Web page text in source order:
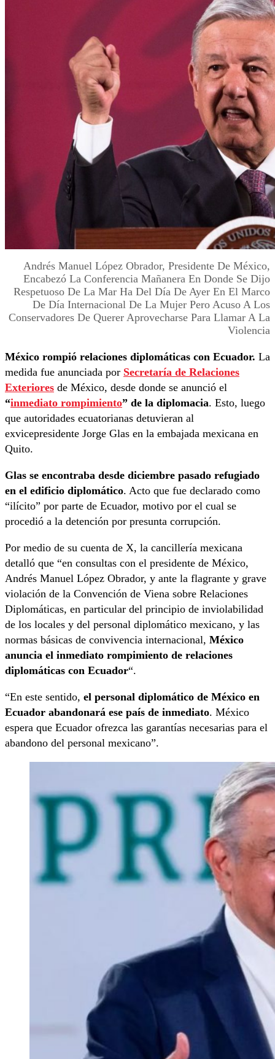
Andrés Manuel López Obrador, Presidente De México,
Encabezó La Conferencia Mañanera En Donde Se Dijo
Respetuoso De La Mar Ha Del Día De Ayer En El Marco
De Día Internacional De La Mujer Pero Acuso A Los
Conservadores De Querer Aprovecharse Para Llamar A La
Violencia
México rompió relaciones diplomáticas con Ecuador. La
medida fue anunciada por Secretaría de Relaciones
Exteriores de México, desde donde se anunció el
“inmediato rompimiento” de la diplomacia. Esto, luego
que autoridades ecuatorianas detuvieran al
exvicepresidente Jorge Glas en la embajada mexicana en
Quito.
Glas se encontraba desde diciembre pasado refugiado
en el edificio diplomático. Acto que fue declarado como
“ilícito” por parte de Ecuador, motivo por el cual se
procedió a la detención por presunta corrupción.
Por medio de su cuenta de X, la cancillería mexicana
detalló que “en consultas con el presidente de México,
Andrés Manuel López Obrador, y ante la flagrante y grave
violación de la Convención de Viena sobre Relaciones
Diplomáticas, en particular del principio de inviolabilidad
de los locales y del personal diplomático mexicano, y las
normas básicas de convivencia internacional, México
anuncia el inmediato rompimiento de relaciones
diplomáticas con Ecuador“.
“En este sentido, el personal diplomático de México en
Ecuador abandonará ese país de inmediato. México
espera que Ecuador ofrezca las garantías necesarias para el
abandono del personal mexicano”.